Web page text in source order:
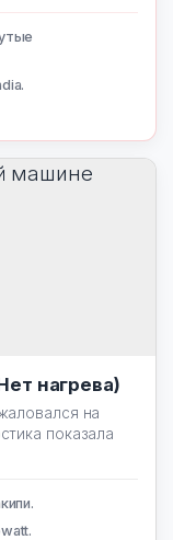
нагрева)
на
показала